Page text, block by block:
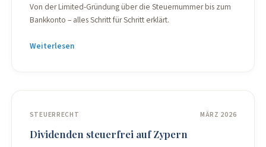
Von der Limited-Gründung über die Steuernummer bis zum
Bankkonto – alles Schritt für Schritt erklärt.
Weiterlesen
STEUERRECHT MÄRZ 2026
Dividenden steuerfrei auf Zypern